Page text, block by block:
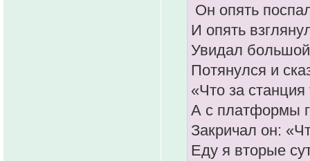
Он опять
И опять
Увидал
Потянулся и
«Что за
А с платформы
Закричал он:
Еду я вторые